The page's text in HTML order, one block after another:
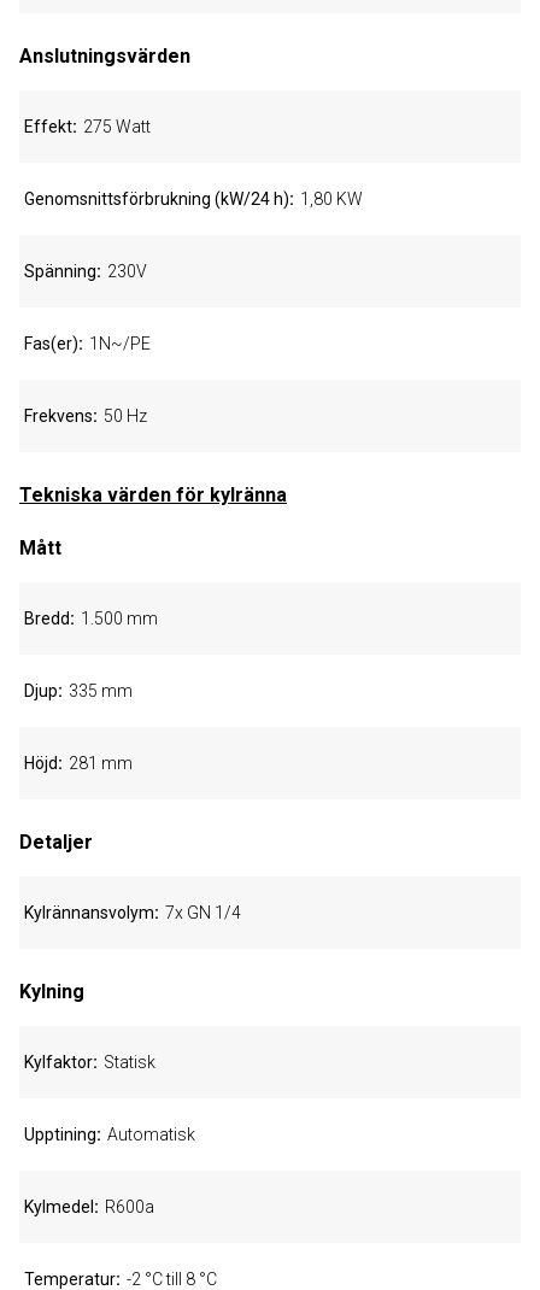
Anslutningsvärden
Effekt 275 Watt
Genomsnittsförbrukning (kW/24 h) 1,80 KW
Spänning 230V
Fas(er) 1N~/PE
Frekvens 50 Hz
Tekniska värden för kylränna
Mått
Bredd 1.500 mm
Djup 335 mm
Höjd 281 mm
Detaljer
Kylrännansvolym 7x GN 1/4
Kylning
Kylfaktor Statisk
Upptining Automatisk
Kylmedel R600a
Temperatur -2 °C till 8 °C